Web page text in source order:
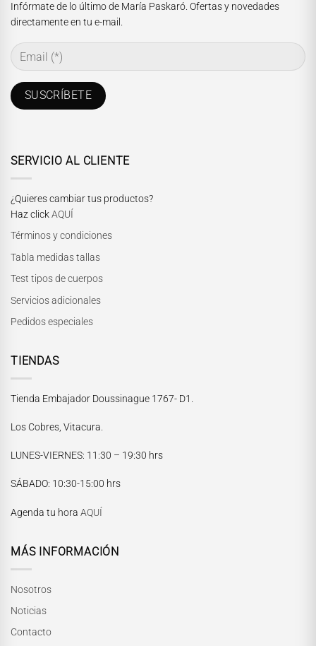
Infórmate de lo último de María Paskaró. Ofertas y novedades
directamente en tu e-mail.
SERVICIO AL CLIENTE
¿Quieres cambiar tus productos?
Haz clickAQUÍ
Términos y condiciones
Tabla medidas tallas
Test tipos de cuerpos
Servicios adicionales
Pedidos especiales
TIENDAS
Tienda Embajador Doussinague 1767- D1.
Los Cobres, Vitacura.
LUNES-VIERNES: 11:30 – 19:30 hrs
SÁBADO: 10:30-15:00 hrs
Agenda tu hora AQUÍ
MÁS INFORMACIÓN
Nosotros
Noticias
Contacto
María Paskaró